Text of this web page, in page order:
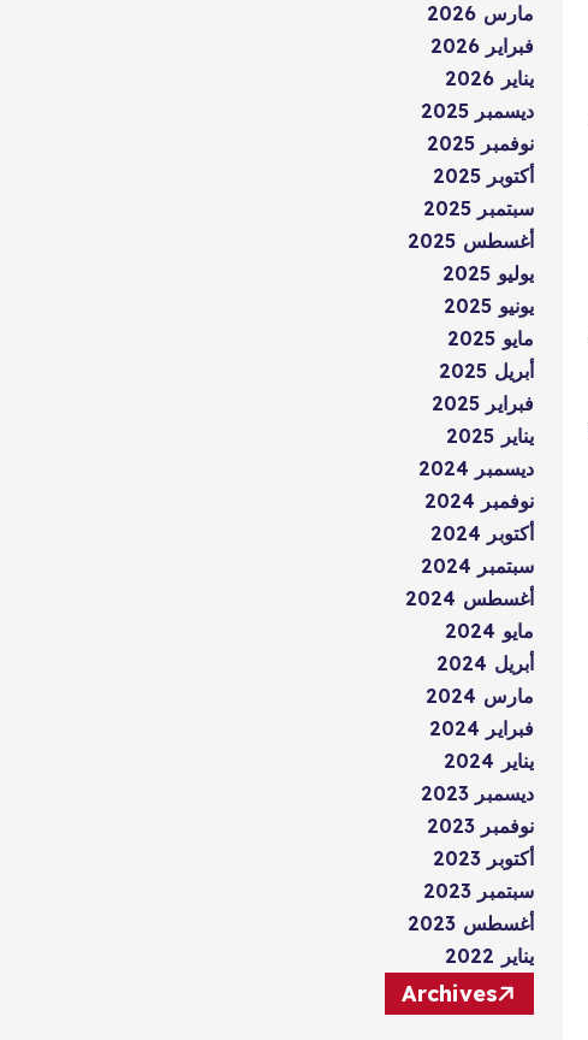
مارس 2026
فبراير 2026
يناير 2026
ديسمبر 2025
نوفمبر 2025
أكتوبر 2025
سبتمبر 2025
أغسطس 2025
يوليو 2025
يونيو 2025
مايو 2025
أبريل 2025
فبراير 2025
يناير 2025
ديسمبر 2024
نوفمبر 2024
أكتوبر 2024
سبتمبر 2024
أغسطس 2024
مايو 2024
أبريل 2024
مارس 2024
فبراير 2024
يناير 2024
ديسمبر 2023
نوفمبر 2023
أكتوبر 2023
سبتمبر 2023
أغسطس 2023
يناير 2022
Archives